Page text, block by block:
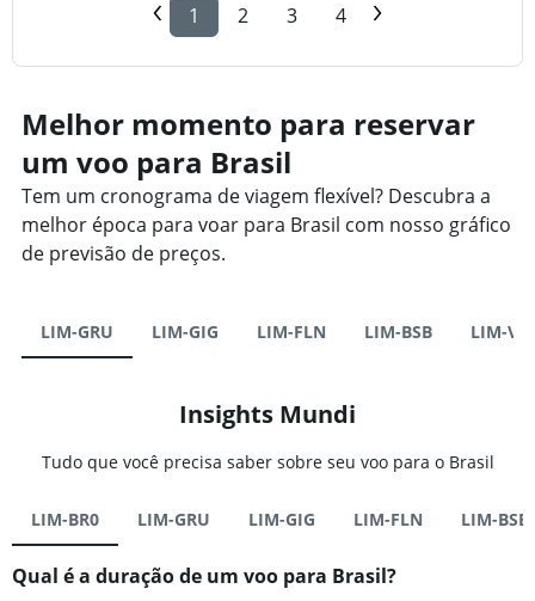
1 2 3 4
Melhor momento para reservar
um voo para Brasil
Tem um cronograma de viagem flexível? Descubra a
melhor época para voar para Brasil com nosso gráfico
de previsão de preços.
LIM-GRU LIM-GIG LIM-FLN LIM-BSB LIM-
Insights Mundi
Tudo que você precisa saber sobre seu voo para o Brasil
LIM-BR0 LIM-GRU LIM-GIG LIM-FLN LIM-BSB
Qual é a duração de um voo para Brasil?